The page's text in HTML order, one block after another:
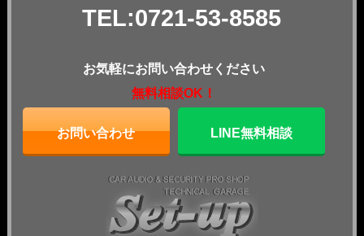
TEL:0721-53-8585
お気軽にお問い合わせください
無料相談OK！
お問い合わせ LINE無料相談